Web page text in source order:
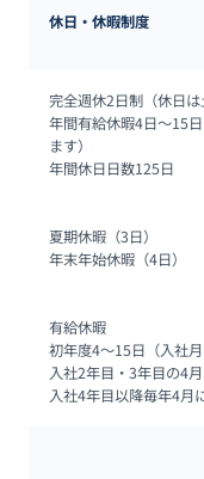
休日・休暇制度
完全週休2日制（休日は
年間有給休暇4日～15
ます）
年間休日日数125日
夏期休暇（3日）
年末年始休暇（4日）
有給休暇
初年度4～15日（入社月
入社2年目・3年目の4
入社4年目以降毎年4月